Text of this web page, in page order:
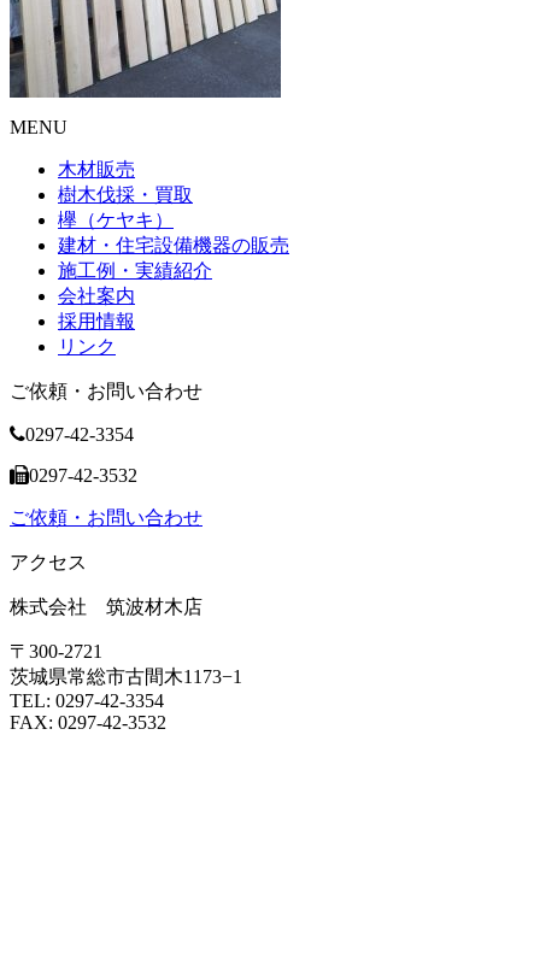
MENU
木材販売
樹木伐採・買取
欅（ケヤキ）
建材・住宅設備機器の販売
施工例・実績紹介
会社案内
採用情報
リンク
ご依頼・お問い合わせ
0297-42-3354
0297-42-3532
ご依頼・お問い合わせ
アクセス
株式会社 筑波材木店
〒300-2721
茨城県常総市古間木1173−1
TEL: 0297-42-3354
FAX: 0297-42-3532